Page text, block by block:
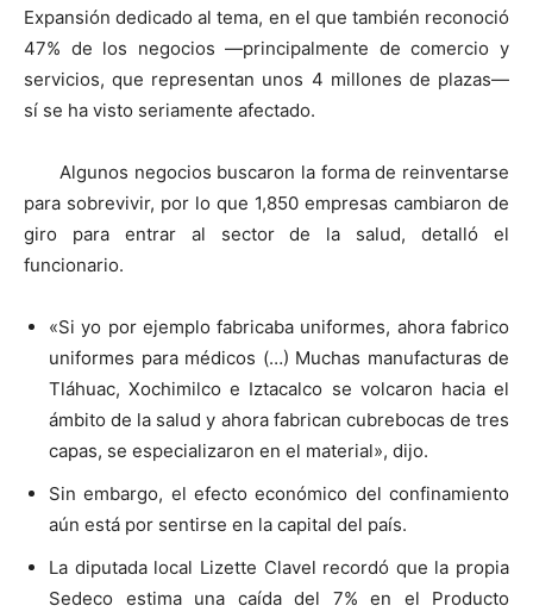
Expansión dedicado al tema, en el que también reconoció
47% de los negocios —principalmente de comercio y
servicios, que representan unos 4 millones de plazas—
sí se ha visto seriamente afectado.
Algunos negocios buscaron la forma de reinventarse
para sobrevivir, por lo que 1,850 empresas cambiaron de
giro para entrar al sector de la salud, detalló el
funcionario.
«Si yo por ejemplo fabricaba uniformes, ahora fabrico
uniformes para médicos (…) Muchas manufacturas de
Tláhuac, Xochimilco e Iztacalco se volcaron hacia el
ámbito de la salud y ahora fabrican cubrebocas de tres
capas, se especializaron en el material», dijo.
Sin embargo, el efecto económico del confinamiento
aún está por sentirse en la capital del país.
La diputada local Lizette Clavel recordó que la propia
Sedeco estima una caída del 7% en el Producto